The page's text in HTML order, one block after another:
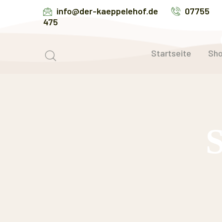
info@der-kaeppelehof.de
07755
475
Startseite